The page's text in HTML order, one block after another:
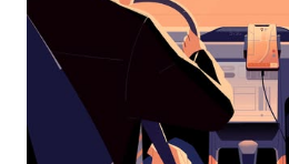
el
botón
escape
el
calendario.